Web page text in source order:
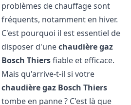
problèmes de chauffage sont
fréquents, notamment en hiver.
C'est pourquoi il est essentiel de
disposer d'unechaudière gaz
Bosch Thiersfiable et efficace.
Mais qu'arrive-t-il si votre
chaudière gaz Bosch Thiers
tombe en panne ? C'est là que